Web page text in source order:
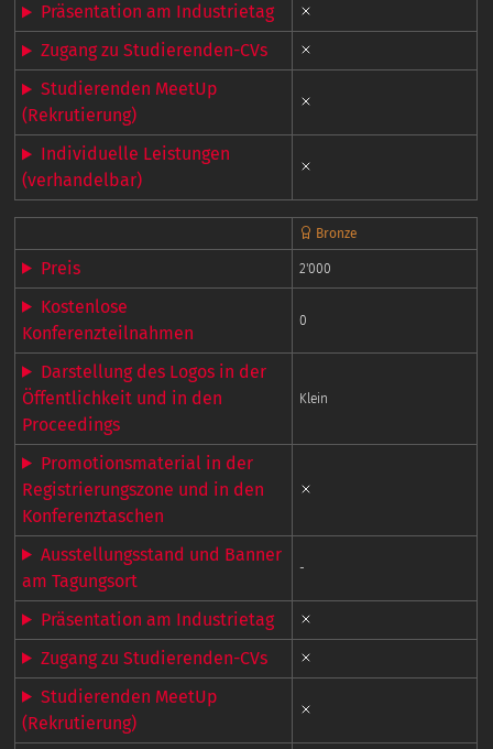
Präsentation am Industrietag
Zugang zu Studierenden-CVs
Studierenden MeetUp
(Rekrutierung)
Individuelle Leistungen
(verhandelbar)
Bronze
Preis 2'000
Kostenlose
Konferenzteilnahmen
0
Darstellung des Logos in der
Öffentlichkeit und in den
Proceedings
Klein
Promotionsmaterial in der
Registrierungszone und in den
Konferenztaschen
Ausstellungsstand und Banner
am Tagungsort
-
Präsentation am Industrietag
Zugang zu Studierenden-CVs
Studierenden MeetUp
(Rekrutierung)